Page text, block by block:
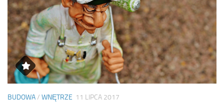
BUDOWA/ WNĘTRZE 11 LIPCA 2017